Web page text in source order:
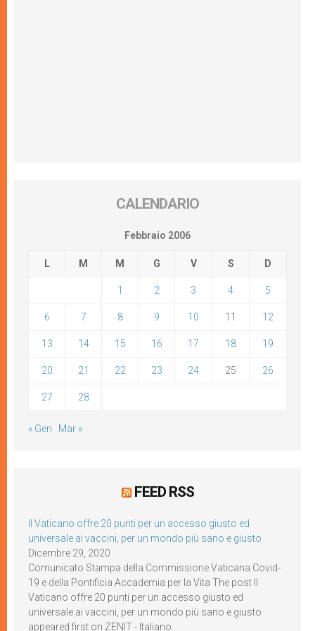
CALENDARIO
Febbraio 2006
L M M G V S D
1 2 3 4 5
6 7 8 9 10 11 12
13 14 15 16 17 18 19
20 21 22 23 24 25 26
27 28
« Gen Mar »
FEED RSS
Il Vaticano offre 20 punti per un accesso giusto ed
universale ai vaccini, per un mondo più sano e giusto
Dicembre 29, 2020
Comunicato Stampa della Commissione Vaticana Covid-
19 e della Pontificia Accademia per la Vita The post Il
Vaticano offre 20 punti per un accesso giusto ed
universale ai vaccini, per un mondo più sano e giusto
appeared first on ZENIT - Italiano.